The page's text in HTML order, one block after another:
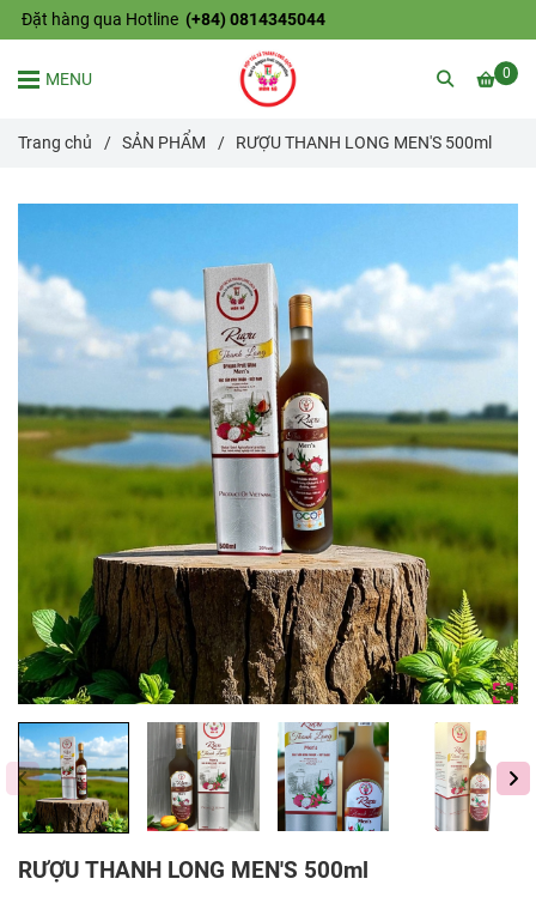
Đặt hàng qua Hotline (+84) 0814345044
0
MENU
Trang chủ / SẢN PHẨM / RƯỢU THANH LONG MEN'S 500ml
RƯỢU THANH LONG MEN'S 500ml